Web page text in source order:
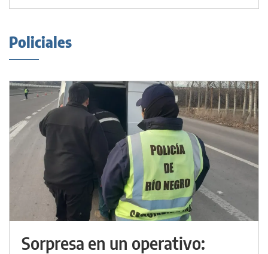
Policiales
Sorpresa en un operativo: